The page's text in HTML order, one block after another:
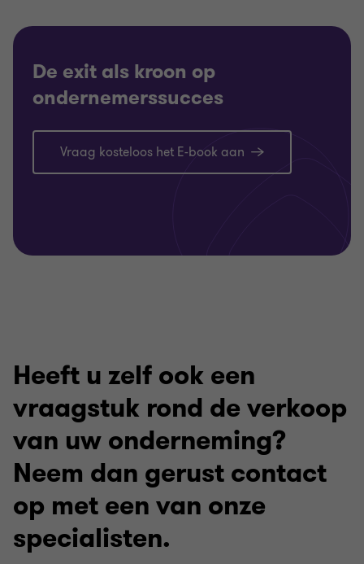
De exit als kroon op
ondernemerssucces
Vraag kosteloos het E-book aan
Heeft u zelf ook een
vraagstuk rond de verkoop
van uw onderneming?
Neem dan gerust contact
op met een van onze
specialisten.